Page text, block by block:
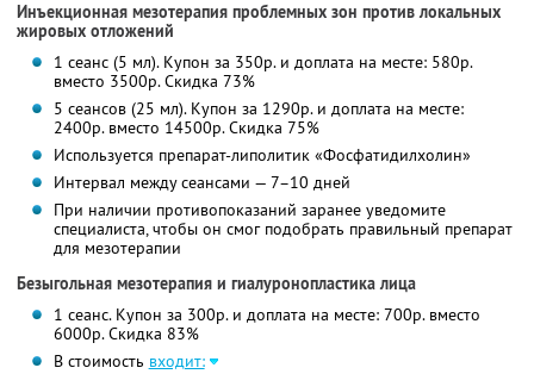
Инъекционная мезотерапия проблемных зон против локальных
жировых отложений
1 сеанс (5 мл). Купон за 350р. и доплата на месте: 580р.
вместо 3500р. Скидка 73%
5 сеансов (25 мл). Купон за 1290р. и доплата на месте:
2400р. вместо 14500р. Скидка 75%
Используется препарат-липолитик «Фосфатидилхолин»
Интервал между сеансами — 7–10 дней
При наличии противопоказаний заранее уведомите
специалиста, чтобы он смог подобрать правильный препарат
для мезотерапии
Безыгольная мезотерапия и гиалуронопластика лица
1 сеанс. Купон за 300р. и доплата на месте: 700р. вместо
6000р. Скидка 83%
В стоимость входит: